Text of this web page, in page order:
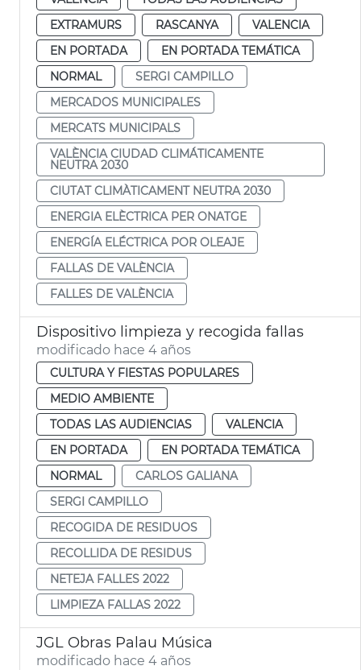
EXTRAMURS
RASCANYA
VALENCIA
EN PORTADA
EN PORTADA TEMÁTICA
NORMAL
SERGI CAMPILLO
MERCADOS MUNICIPALES
MERCATS MUNICIPALS
VALÈNCIA CIUDAD CLIMÁTICAMENTE
NEUTRA 2030
CIUTAT CLIMÀTICAMENT NEUTRA 2030
ENERGIA ELÈCTRICA PER ONATGE
ENERGÍA ELÉCTRICA POR OLEAJE
FALLAS DE VALÈNCIA
FALLES DE VALÈNCIA
Dispositivo limpieza y recogida fallas
modificado hace 4 años
CULTURA Y FIESTAS POPULARES
MEDIO AMBIENTE
TODAS LAS AUDIENCIAS
VALENCIA
EN PORTADA
EN PORTADA TEMÁTICA
NORMAL
CARLOS GALIANA
SERGI CAMPILLO
RECOGIDA DE RESIDUOS
RECOLLIDA DE RESIDUS
NETEJA FALLES 2022
LIMPIEZA FALLAS 2022
JGL Obras Palau Música
modificado hace 4 años